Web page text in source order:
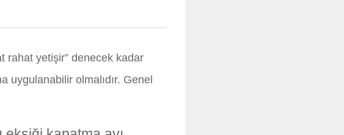
rahat yetişir” denecek kadar
uygulanabilir olmalıdır. Genel